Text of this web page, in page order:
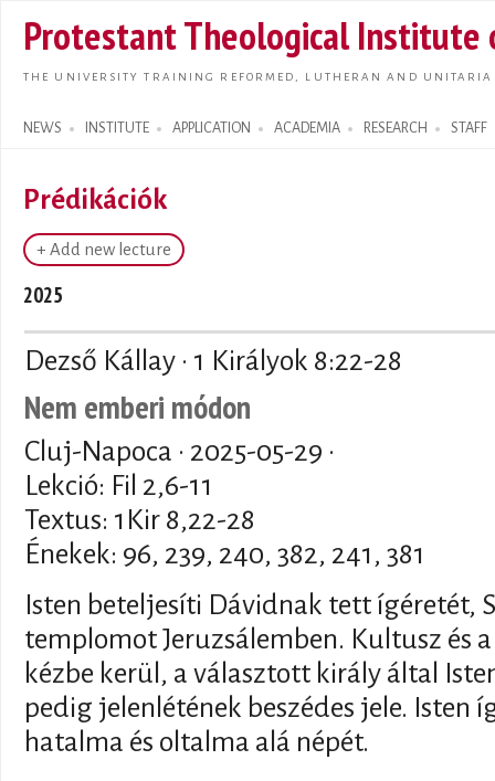
main
Protestant Theological Institute
THE UNIVERSITY TRAINING REFORMED, LUTHERAN AND
NEWS INSTITUTE APPLICATION ACADEMIA RESEARCH STAFF
Search form
Prédikációk
+ Add new lecture
2025
Dezső Kállay · 1 Királyok 8:22-28
Nem emberi módon
Cluj-Napoca · 2025-05-29 ·
Lekció: Fil 2,6-11
Textus: 1Kir 8,22-28
Énekek: 96, 239, 240, 382, 241, 381
Isten beteljesíti Dávidnak tett ígéretét,
templomot Jeruzsálemben. Kultusz és
kézbe kerül, a választott király által
pedig jelenlétének beszédes jele. Isten
hatalma és oltalma alá népét.